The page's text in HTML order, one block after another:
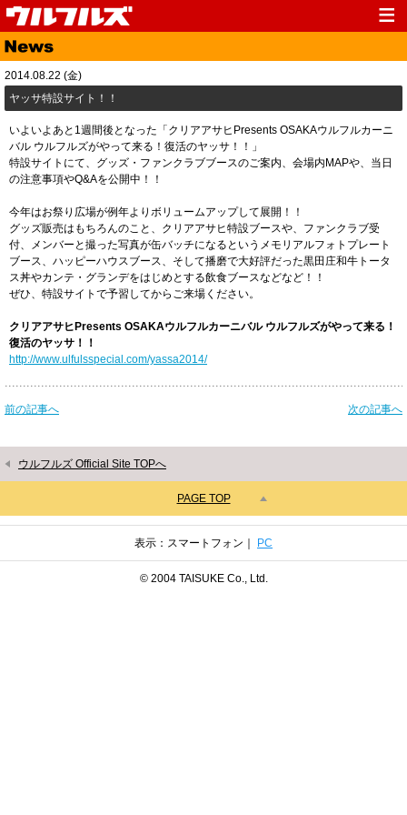
Top
Media Live
Fanclub Goods
2014.08.22 (金)
ヤッサ特設サイト！！
いよいよあと1週間後となった「クリアアサヒPresents OSAKAウルフルカーニ
バル ウルフルズがやって来る！復活のヤッサ！！」
特設サイトにて、グッズ・ファンクラブブースのご案内、会場内MAPや、当日
の注意事項やQ&Aを公開中！！
今年はお祭り広場が例年よりボリュームアップして展開！！
グッズ販売はもちろんのこと、クリアアサヒ特設ブースや、ファンクラブ受
付、メンバーと撮った写真が缶バッチになるというメモリアルフォトプレート
ブース、ハッピーハウスブース、そして播磨で大好評だった黒田庄和牛トータ
ス丼やカンテ・グランデをはじめとする飲食ブースなどなど！！
ぜひ、特設サイトで予習してからご来場ください。
クリアアサヒPresents OSAKAウルフルカーニバル ウルフルズがやって来る！
復活のヤッサ！！
http://www.ulfulsspecial.com/yassa2014/
前の記事へ 次の記事へ
ウルフルズ Official Site TOPへ
PAGE TOP
表示：スマートフォン｜ PC
© 2004 TAISUKE Co., Ltd.